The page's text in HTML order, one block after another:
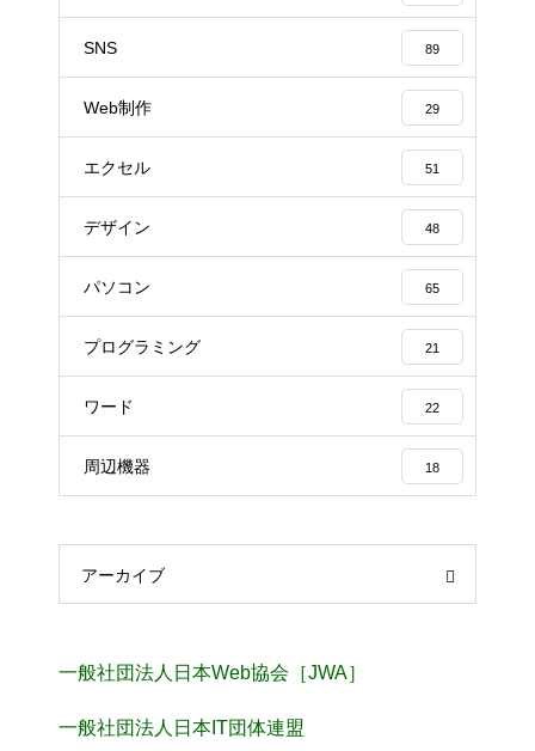
SNS 89
Web制作 29
エクセル 51
デザイン 48
パソコン 65
プログラミング 21
ワード 22
周辺機器 18
アーカイブ
一般社団法人日本Web協会［JWA］
一般社団法人日本IT団体連盟